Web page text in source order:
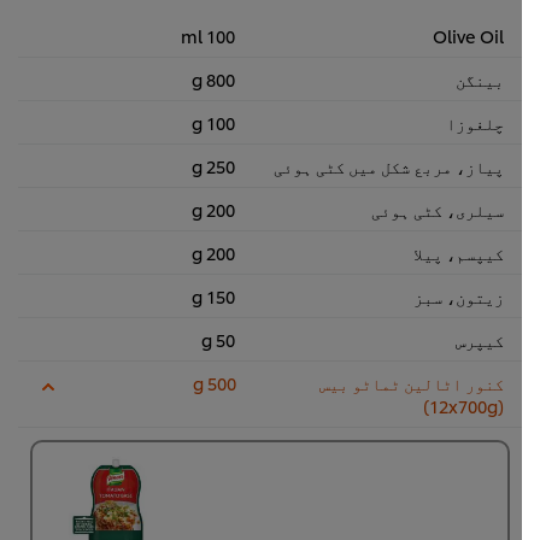
Olive Oil
100 ml
بینگن
800 g
چلغوزا
100 g
پیاز، مربع شکل میں کٹی ہوئی
250 g
سیلری، کٹی ہوئی
200 g
کیپسم، پیلا
200 g
زیتون، سبز
150 g
کیپرس
50 g
کنور اٹالین ٹماٹو بیس
500 g